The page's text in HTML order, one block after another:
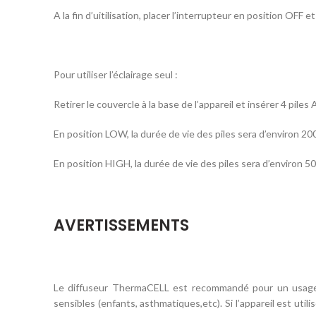
A la fin d’uitilisation, placer l’interrupteur en position OFF
Pour utiliser l’éclairage seul :
Retirer le couvercle à la base de l’appareil et insérer 4 piles
En position LOW, la durée de vie des piles sera d’environ
En position HIGH, la durée de vie des piles sera d’environ
AVERTISSEMENTS
Le diffuseur ThermaCELL est recommandé pour un
sensibles (enfants, asthmatiques,etc). Si l’appareil est